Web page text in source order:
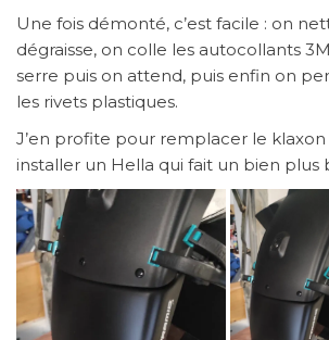
Une fois démonté, c’est facile : on
dégraisse, on colle les autocollants
serre puis on attend, puis enfin on
les rivets plastiques.
J’en profite pour remplacer le klaxon
installer un Hella qui fait un bien plus